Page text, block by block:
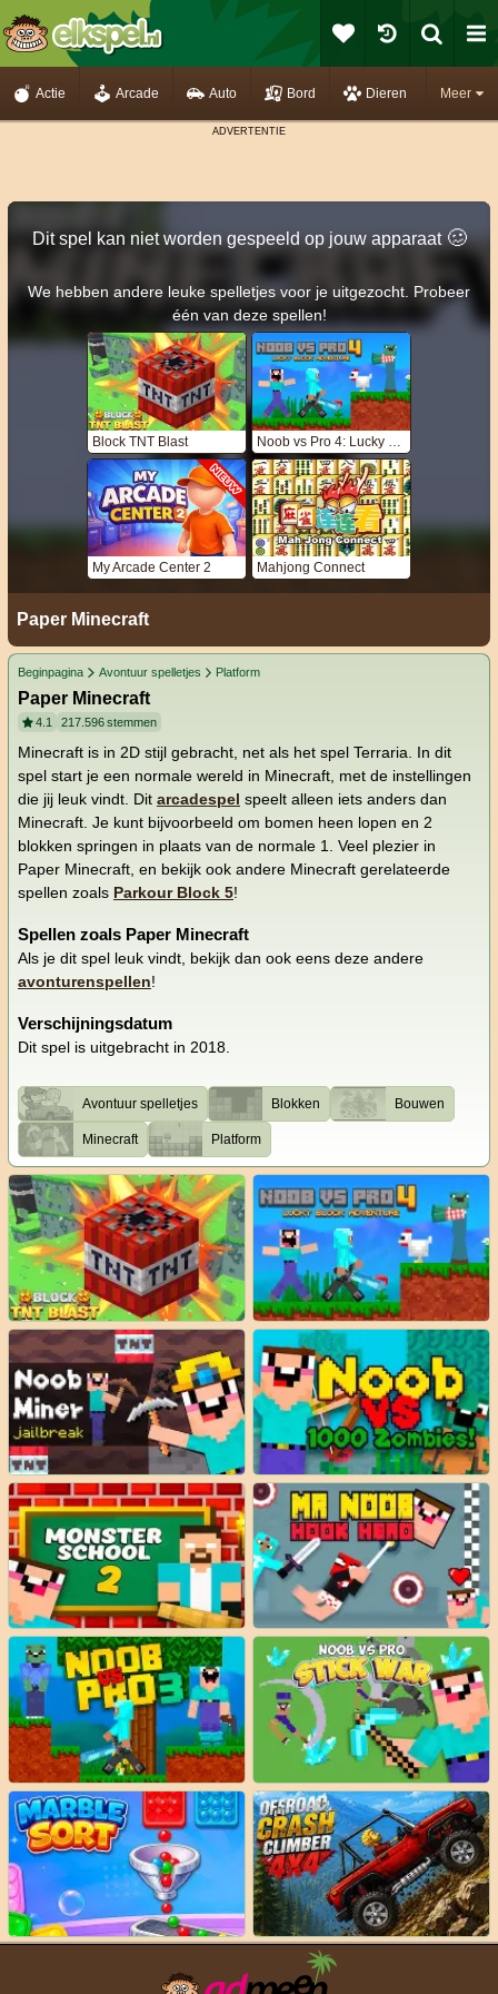
Meer
Actie Arcade Auto Bord Dieren
Dit spel kan niet worden gespeeld op jouw apparaat 🥴️
We hebben andere leuke spelletjes voor je uitgezocht. Probeer
één van deze spellen!
Block TNT Blast
My Arcade Center 2 Mahjong Connect
Paper Minecraft
Beginpagina Avontuur spelletjes Platform
Paper Minecraft
4.1 217.596stemmen
Minecraft is in 2D stijl gebracht, net als het spel Terraria. In dit
spel start je een normale wereld in Minecraft, met de instellingen
die jij leuk vindt. Dit arcadespel speelt alleen iets anders dan
Minecraft. Je kunt bijvoorbeeld om bomen heen lopen en 2
blokken springen in plaats van de normale 1. Veel plezier in
Paper Minecraft, en bekijk ook andere Minecraft gerelateerde
spellen zoals Parkour Block 5!
Spellen zoals Paper Minecraft
Als je dit spel leuk vindt, bekijk dan ook eens deze andere
avonturenspellen!
Verschijningsdatum
Dit spel is uitgebracht in 2018.
Avontuur spelletjes Blokken Bouwen
Minecraft Platform